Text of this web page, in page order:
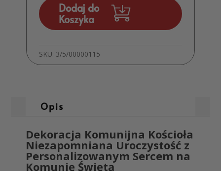
imieniem
patyku
Decoupage
Dodaj do
Koszyka
SKU: 3/5/00000115
Opis
Dekoracja Komunijna Kościoła
Niezapomniana Uroczystość z
Personalizowanym Sercem na
Komunię Świętą